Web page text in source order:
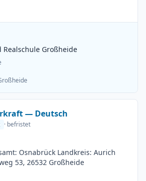
Realschule Großheide
— Deutsch
· befristet
Osnabrück Landkreis: Aurich
53, 26532 Großheide